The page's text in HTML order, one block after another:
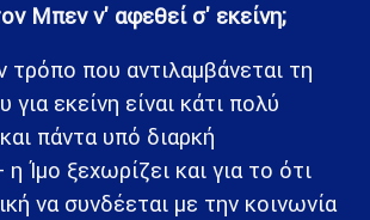
Μπεν ν' αφεθεί σ' εκείνη;
τρόπο που αντιλαμβάνεται τη
εκείνη είναι κάτι πολύ
πάντα υπό διαρκή
Ίμο ξεχωρίζει και για το ότι
να συνδέεται με την κοινωνία